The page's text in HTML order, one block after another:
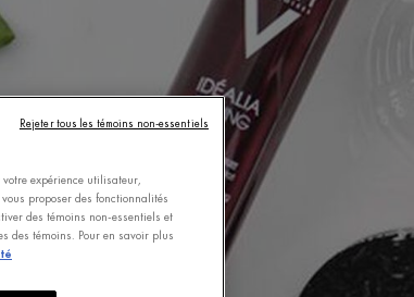
expérience utilisateur,
proposer des fonctionnalités
des témoins non-essentiels et
des témoins. Pour en savoir plus
Rejeter tous les témoins non-essentiels